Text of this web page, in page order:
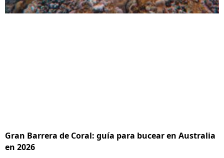
Gran Barrera de Coral: guía para bucear en Australia
en 2026